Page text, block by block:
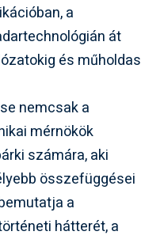
a
át
és műholdas
nemcsak a
mérnökök
számára, aki
összefüggései
a
hátterét, a